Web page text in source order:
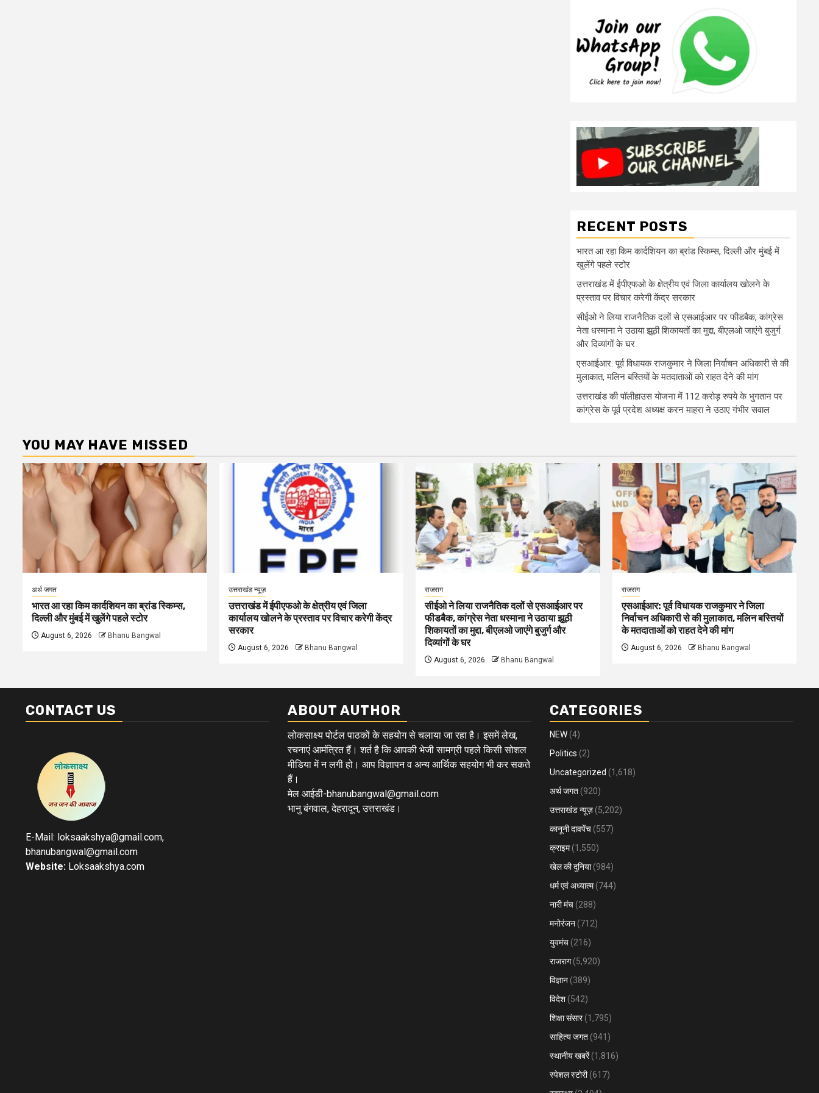
RECENT POSTS
भारत आ रहा किम कार्दशियन का ब्रांड स्किम्स, दिल्ली और मुंबई में
खुलेंगे पहले स्टोर
उत्तराखंड में ईपीएफओ के क्षेत्रीय एवं जिला कार्यालय खोलने के
प्रस्ताव पर विचार करेगी केंद्र सरकार
सीईओ ने लिया राजनैतिक दलों से एसआईआर पर फीडबैक, कांग्रेस
नेता धस्माना ने उठाया झूठी शिकायतों का मुद्दा, बीएलओ जाएंगे बुजुर्ग
और दिव्यांगों के घर
एसआईआर: पूर्व विधायक राजकुमार ने जिला निर्वाचन अधिकारी से की
मुलाकात, मलिन बस्तियों के मतदाताओं को राहत देने की मांग
उत्तराखंड की पॉलीहाउस योजना में 112 करोड़ रुपये के भुगतान पर
कांग्रेस के पूर्व प्रदेश अध्यक्ष करन माहरा ने उठाए गंभीर सवाल
YOU MAY HAVE MISSED
अर्थ जगत
भारत आ रहा किम कार्दशियन का ब्रांड स्किम्स,
दिल्ली और मुंबई में खुलेंगे पहले स्टोर
August 6, 2026 Bhanu Bangwal
उत्तराखंड न्यूज़
उत्तराखंड में ईपीएफओ के क्षेत्रीय एवं जिला
कार्यालय खोलने के प्रस्ताव पर विचार करेगी केंद्र
सरकार
August 6, 2026 Bhanu Bangwal
राजराग
सीईओ ने लिया राजनैतिक दलों से एसआईआर पर
फीडबैक, कांग्रेस नेता धस्माना ने उठाया झूठी
शिकायतों का मुद्दा, बीएलओ जाएंगे बुजुर्ग और
दिव्यांगों के घर
August 6, 2026 Bhanu Bangwal
राजराग
एसआईआर: पूर्व विधायक राजकुमार ने जिला
निर्वाचन अधिकारी से की मुलाकात, मलिन बस्तियों
के मतदाताओं को राहत देने की मांग
August 6, 2026 Bhanu Bangwal
CONTACT US
E-Mail: loksaakshya@gmail.com,
bhanubangwal@gmail.com
Website: Loksaakshya.com
ABOUT AUTHOR
लोकसाक्ष्य पोर्टल पाठकों के सहयोग से चलाया जा रहा है। इसमें लेख,
रचनाएं आमंत्रित हैं। शर्त है कि आपकी भेजी सामग्री पहले किसी सोशल
मीडिया में न लगी हो। आप विज्ञापन व अन्य आर्थिक सहयोग भी कर सकते
हैं।
मेल आईडी-bhanubangwal@gmail.com
भानु बंगवाल, देहरादून, उत्तराखंड।
CATEGORIES
NEW (4)
Politics (2)
Uncategorized (1,618)
अर्थ जगत (920)
उत्तराखंड न्यूज़ (5,202)
कानूनी दावपेंच (557)
क्राइम(1,550)
खेल की दुनिया(984)
धर्म एवं अध्यात्म(744)
नारी मंच (288)
मनोरंजन (712)
युवमंच (216)
राजराग(5,920)
विज्ञान (389)
विदेश (542)
शिक्षा संसार(1,795)
साहित्य जगत (941)
स्थानीय खबरें(1,816)
स्पेशल स्टोरी(617)